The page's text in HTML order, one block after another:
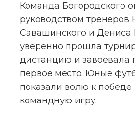
Команда Богородского
руководством тренеров
Савашинского и Дениса
уверенно прошла
дистанцию и завоевала
первое место. Юные
показали волю к
командную игру.